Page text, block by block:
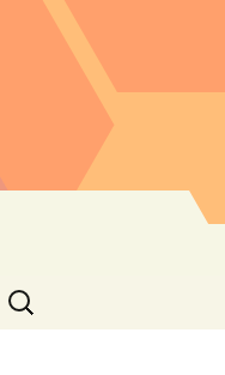
Buscar: